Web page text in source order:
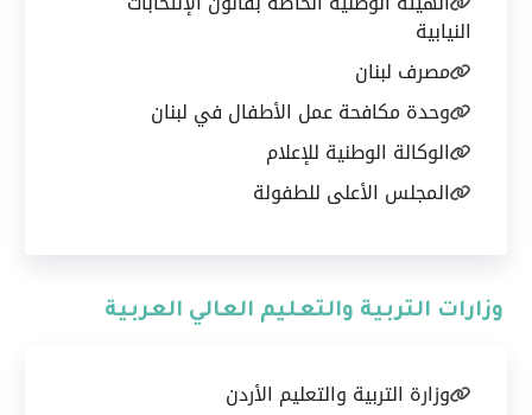
النيابية
مصرف لبنان
وحدة مكافحة عمل الأطفال في لبنان
الوكالة الوطنية للإعلام
المجلس الأعلى للطفولة
وزارات التربية والتعليم العالي العربية
وزارة التربية والتعليم الأردن